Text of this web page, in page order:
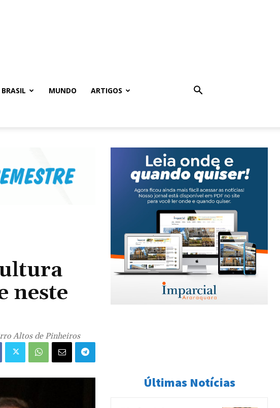
BRASIL MUNDO ARTIGOS
neste
Altos de Pinheiros
Últimas Notícias